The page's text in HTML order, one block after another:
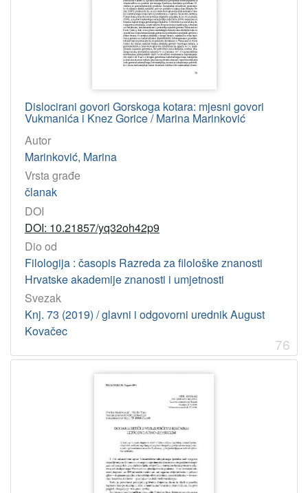
Dislocirani govori Gorskoga kotara: mjesni govori
Vukmanića i Knez Gorice / Marina Marinković
Autor
Marinković, Marina
Vrsta građe
članak
DOI
DOI: 10.21857/yq32oh42p9
Dio od
Filologija : časopis Razreda za filološke znanosti
Hrvatske akademije znanosti i umjetnosti
Svezak
Knj. 73 (2019) / glavni i odgovorni urednik August
Kovačec
76